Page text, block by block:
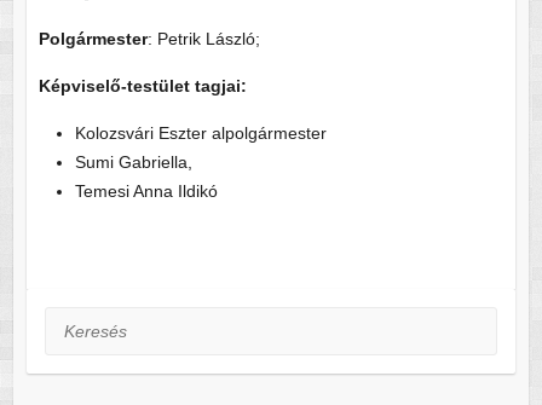
Polgármester: Petrik László;
Képviselő-testület tagjai:
Kolozsvári Eszter alpolgármester
Sumi Gabriella,
Temesi Anna Ildikó
Keresés